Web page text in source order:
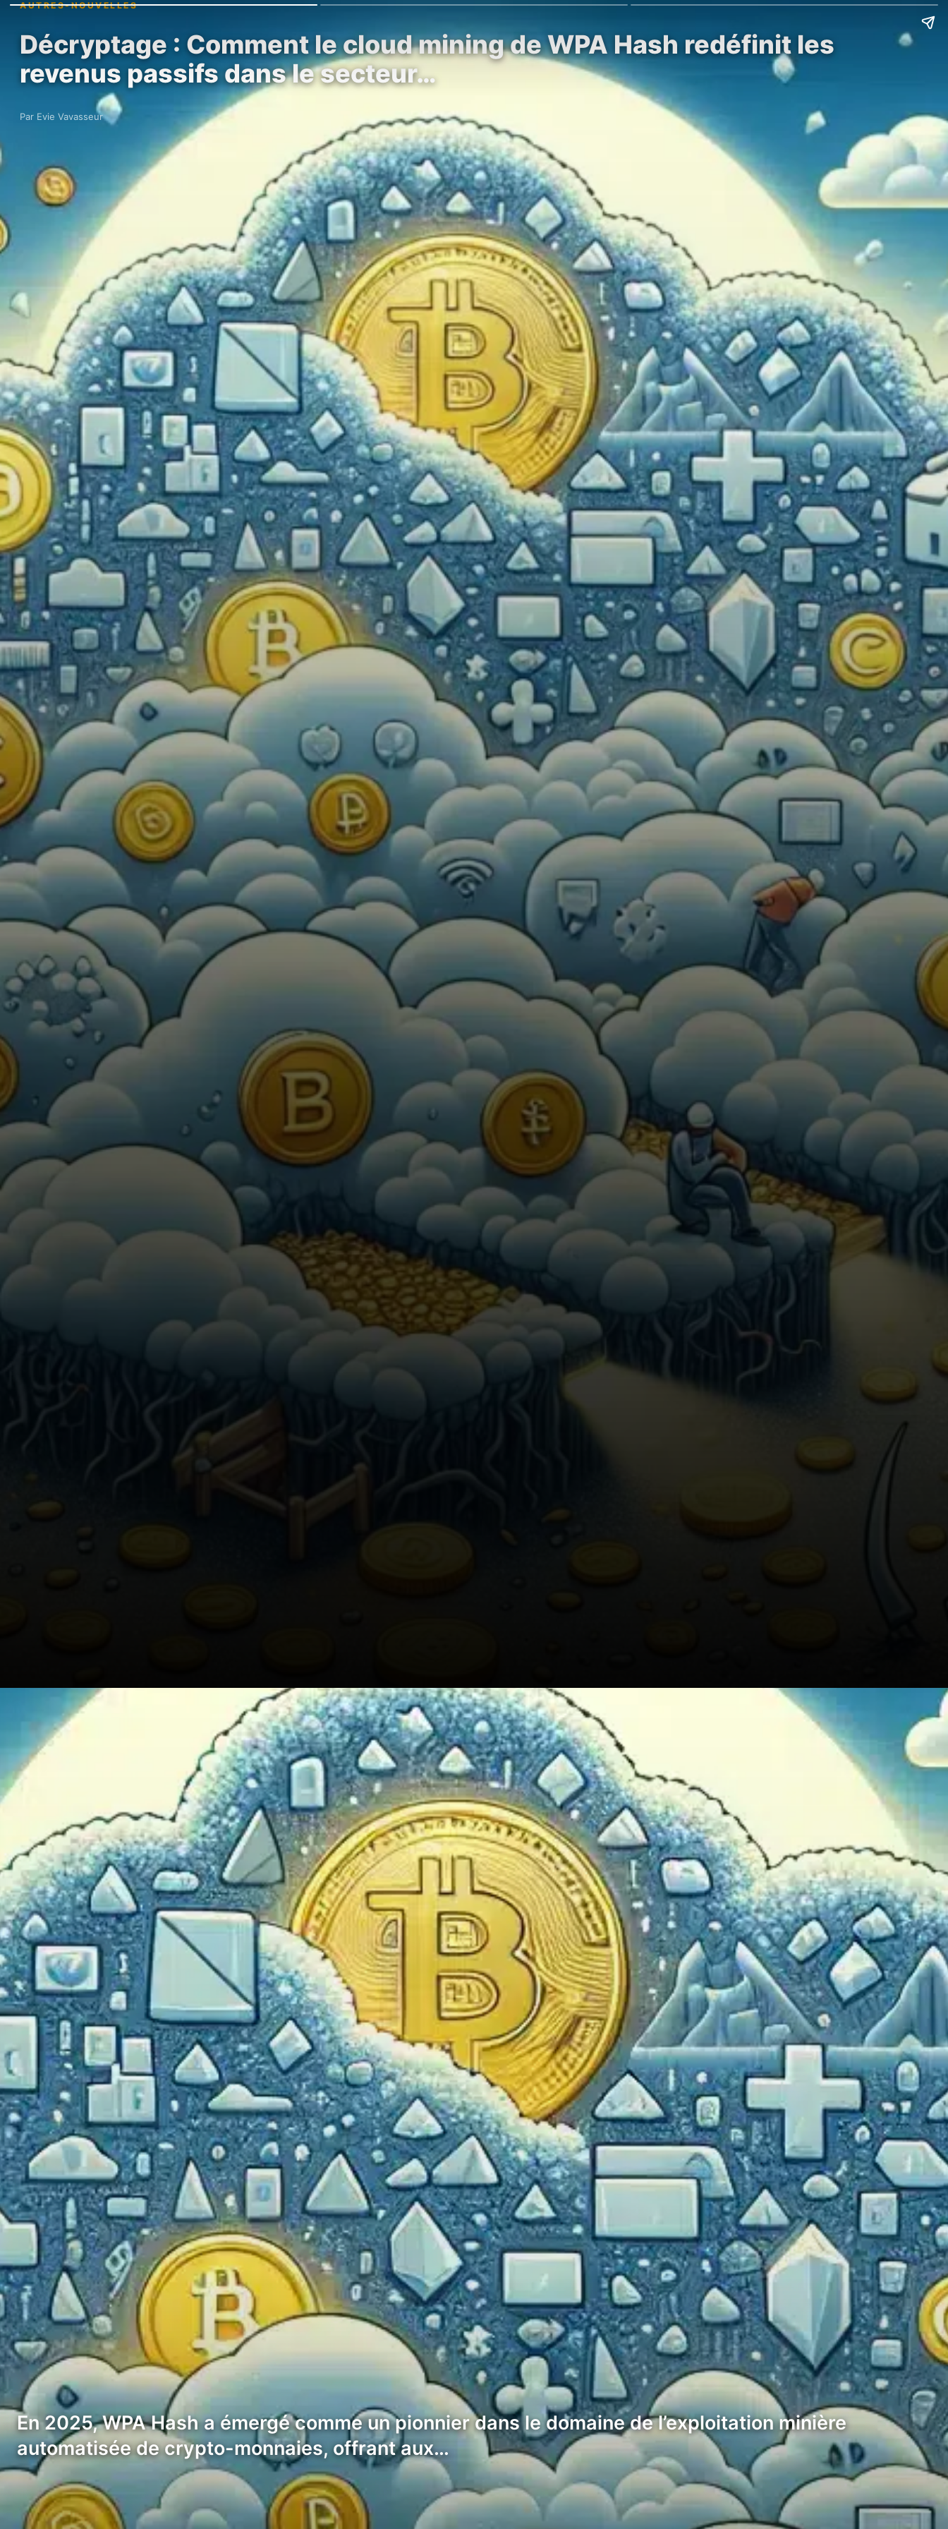
AUTRES-NOUVELLES
Décryptage : Comment le cloud mining de WPA Hash redéfinit les
revenus passifs dans le secteur…
Par Evie Vavasseur
En 2025, WPA Hash a émergé comme un pionnier dans le domaine de l’exploitation minière
automatisée de crypto-monnaies, offrant aux…